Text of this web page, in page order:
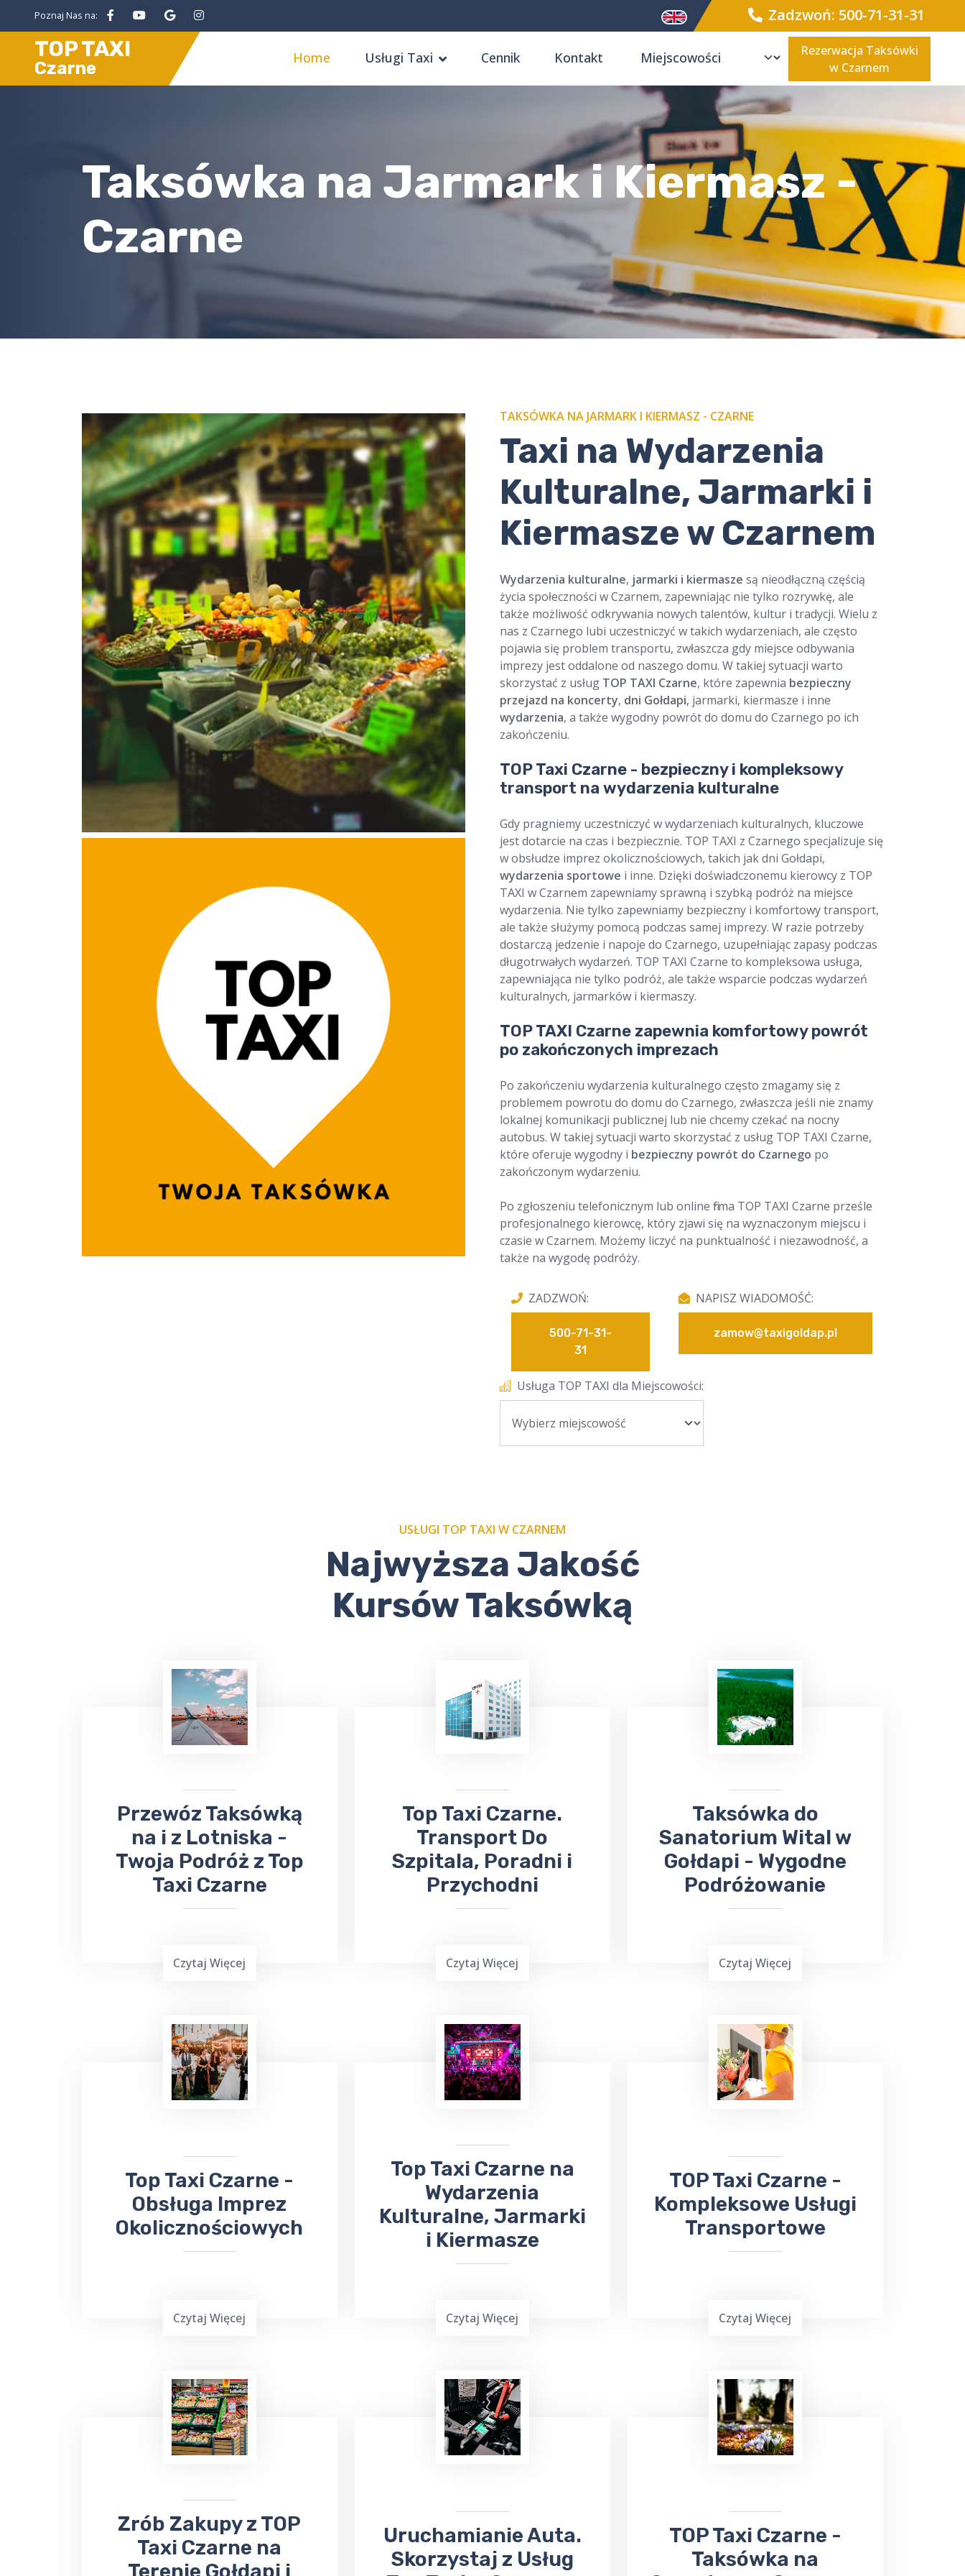
Poznaj Nas na: Zadzwoń: 500-71-31-31
TOP TAXI
Czarne
Home Usługi Taxi Cennik Kontakt
Rezerwacja Taksówki
w Czarnem
Taksówka na Jarmark i Kiermasz -
Czarne
TAKSÓWKA NA JARMARK I KIERMASZ - CZARNE
​Taxi na Wydarzenia
Kulturalne, Jarmarki i
Kiermasze w Czarnem
Wydarzenia kulturalne, jarmarki i kiermasze są nieodłączną częścią
życia społeczności w Czarnem, zapewniając nie tylko rozrywkę, ale
także możliwość odkrywania nowych talentów, kultur i tradycji. Wielu z
nas z Czarnego lubi uczestniczyć w takich wydarzeniach, ale często
pojawia się problem transportu, zwłaszcza gdy miejsce odbywania
imprezy jest oddalone od naszego domu. W takiej sytuacji warto
skorzystać z usług TOP TAXI Czarne, które zapewnia bezpieczny
przejazd na koncerty, dni Gołdapi, jarmarki, kiermasze i inne
wydarzenia, a także wygodny powrót do domu do Czarnego po ich
zakończeniu.
TOP Taxi Czarne - bezpieczny i kompleksowy
transport na wydarzenia kulturalne
Gdy pragniemy uczestniczyć w wydarzeniach kulturalnych, kluczowe
jest dotarcie na czas i bezpiecznie. TOP TAXI z Czarnego specjalizuje się
w obsłudze imprez okolicznościowych, takich jak dni Gołdapi,
wydarzenia sportowe i inne. Dzięki doświadczonemu kierowcy z TOP
TAXI w Czarnem zapewniamy sprawną i szybką podróż na miejsce
wydarzenia. Nie tylko zapewniamy bezpieczny i komfortowy transport,
ale także służymy pomocą podczas samej imprezy. W razie potrzeby
dostarczą jedzenie i napoje do Czarnego, uzupełniając zapasy podczas
długotrwałych wydarzeń. TOP TAXI Czarne to kompleksowa usługa,
zapewniająca nie tylko podróż, ale także wsparcie podczas wydarzeń
kulturalnych, jarmarków i kiermaszy.
TOP TAXI Czarne zapewnia komfortowy powrót
po zakończonych imprezach
Po zakończeniu wydarzenia kulturalnego często zmagamy się z
problemem powrotu do domu do Czarnego, zwłaszcza jeśli nie znamy
lokalnej komunikacji publicznej lub nie chcemy czekać na nocny
autobus. W takiej sytuacji warto skorzystać z usług TOP TAXI Czarne,
które oferuje wygodny i bezpieczny powrót do Czarnego po
zakończonym wydarzeniu.
Po zgłoszeniu telefonicznym lub online firma TOP TAXI Czarne prześle
profesjonalnego kierowcę, który zjawi się na wyznaczonym miejscu i
czasie w Czarnem. Możemy liczyć na punktualność i niezawodność, a
także na wygodę podróży.
ZADZWOŃ:
500-71-31-
31
NAPISZ WIADOMOŚĆ:
zamow@taxigoldap.pl
Usługa TOP TAXI dla Miejscowości:
USŁUGI TOP TAXI W CZARNEM
Najwyższa Jakość
Kursów Taksówką
​Przewóz Taksówką
na i z Lotniska -
Twoja Podróż z Top
Taxi Czarne
TOP Taxi Czarne oferuje usługi
transportowe na lotniska w
Warszawie,Gdańsku , Olsztynie-
Szymanyoraz Port Lotniczy
Czytaj Więcej
​Top Taxi Czarne.
Transport Do
Szpitala, Poradni i
Przychodni
Top Taxi Czarneoferuje
taksówką do SzpitalaWojewódzkiego,
Specjalistycznych oraz
Czytaj Więcej
Taksówka do
Sanatorium Wital w
Gołdapi - Wygodne
Podróżowanie
Podróżowanie często jest wymagające,
zwłaszcza gdy chcemy dotrzeć do
miejsca leczenia. Jeśli planujesz wyjazd
do Gołdapi i potrzebujesz
ma dla ciebie doskonałą ofertę.
Czytaj Więcej
​​Top Taxi Czarne -
Obsługa Imprez
Okolicznościowych
Planowanie ważnej imprezy
okolicznościowej,wesele, chrzciny czy
, może być stresującym
doświadczeniem. Dlatego warto
imprez rodzinnych i firmowych.
Czytaj Więcej
Top Taxi Czarne na
Wydarzenia
Kulturalne, Jarmarki
i Kiermasze
Wielu z nas lubi uczestniczyć w różnych
wydarzeniach kulturalnych. W takiej
sytuacji skorzystaj z usług TOP TAXI
Czytaj Więcej
​TOP Taxi Czarne -
Kompleksowe Usługi
Transportowe
Już teraz, niezależnie od tego, czy
chcesz wysłaćbukiet kwiatów
odebrać ważną przesyłkę, firma ta z
pewnością sprosta Twoim
TOP Taxi Czarne
Czytaj Więcej
​​​Zrób Zakupy z TOP
Taxi Czarne na
Uruchamianie Auta.
Skorzystaj z Usług
​TOP Taxi Czarne -
Taksówka na